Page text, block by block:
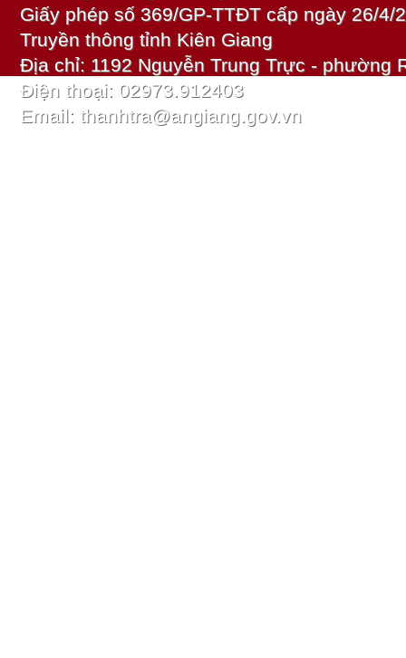
Giấy phép số 369/GP-TTĐT cấp ngày 26/4/
Truyền thông tỉnh Kiên Giang
Địa chỉ: 1192 Nguyễn Trung Trực - phường
Điện thoại: 02973.912403
Email: thanhtra@angiang.gov.vn